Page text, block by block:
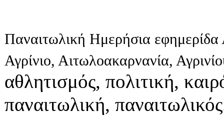
Παναιτωλική Ημερήσια εφημερίδα
Αγρίνιο, Αιτωλοακαρνανία,
αθλητισμός, πολιτική,
παναιτωλική,